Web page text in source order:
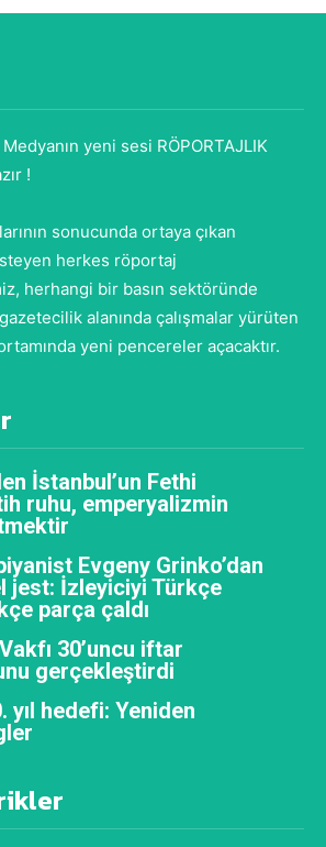
yeni sesi RÖPORTAJLIK
!
sonucunda ortaya çıkan
herkes röportaj
herhangi bir basın sektöründe
alanında çalışmalar yürüten
yeni pencereler açacaktır.
İstanbul’un Fethi
ruhu, emperyalizmin
Evgeny Grinko’dan
jest: İzleyiciyi Türkçe
parça çaldı
30’uncu iftar
gerçekleştirdi
yıl hedefi: Yeniden